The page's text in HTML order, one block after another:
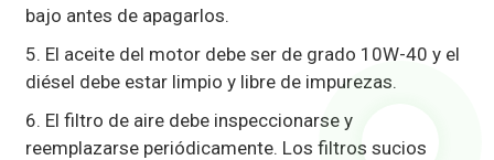
bajo antes de apagarlos.
5. El aceite del motor debe ser de grado 10W-40 y el
diésel debe estar limpio y libre de impurezas.
6. El filtro de aire debe inspeccionarse y
reemplazarse periódicamente. Los filtros sucios